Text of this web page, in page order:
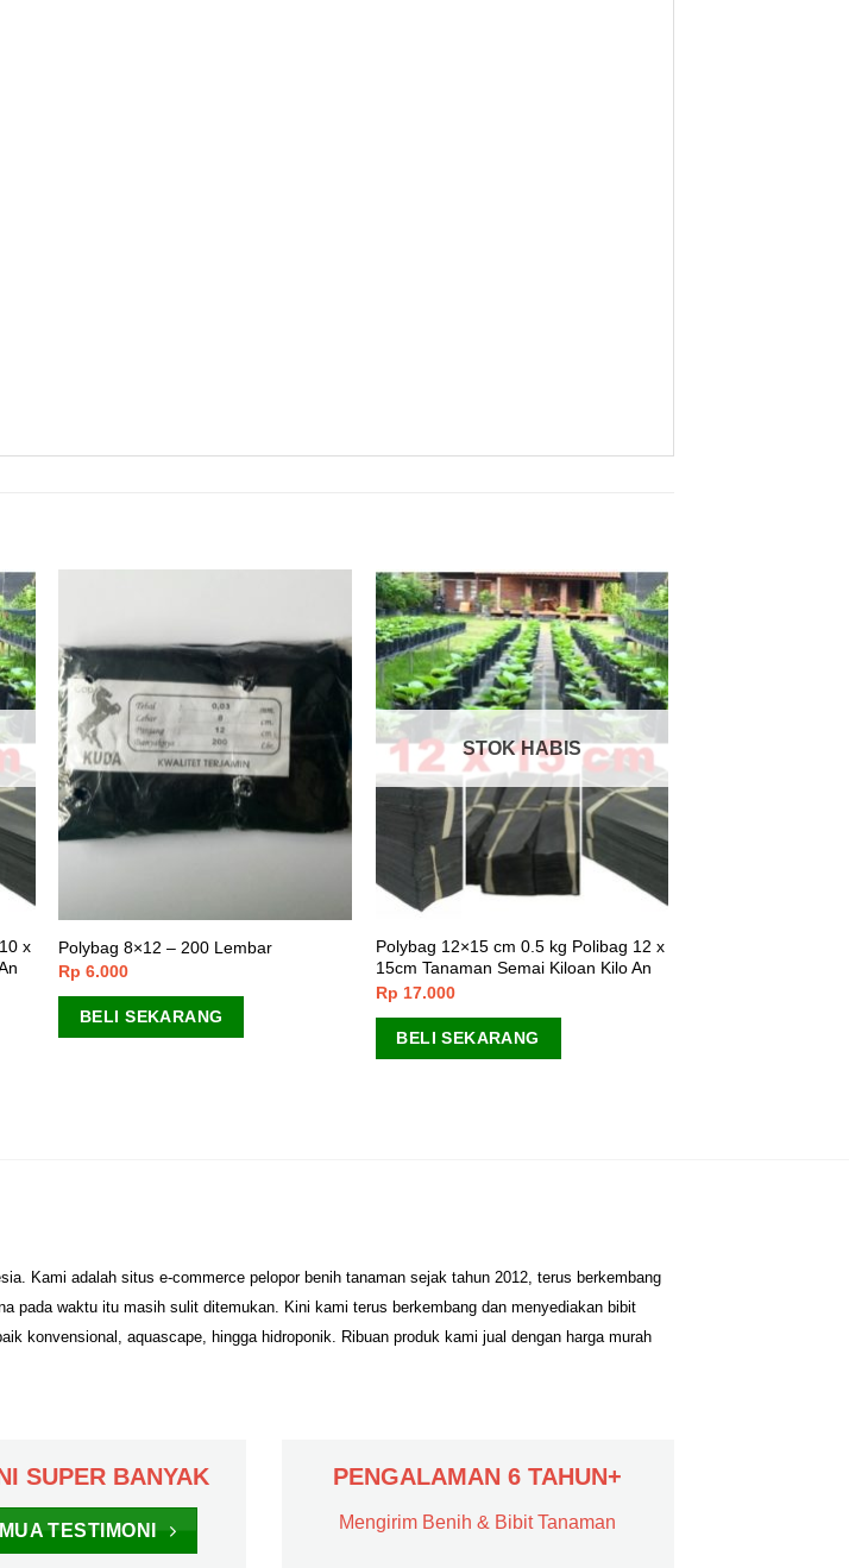
x
Polybag 8×12 – 200 Lembar
Rp 6.000
BELI SEKARANG
STOK HABIS
Polybag 12×15 cm 0.5 kg Polibag 12 x
15cm Tanaman Semai Kiloan Kilo An
Rp 17.000
BELI SEKARANG
Kami adalah situs e-commerce pelopor benih tanaman sejak tahun 2012, terus berkembang
pada waktu itu masih sulit ditemukan. Kini kami terus berkembang dan menyediakan bibit
konvensional, aquascape, hingga hidroponik. Ribuan produk kami jual dengan harga murah
SUPER BANYAK
TESTIMONI
PENGALAMAN 6 TAHUN+
Mengirim Benih & Bibit Tanaman